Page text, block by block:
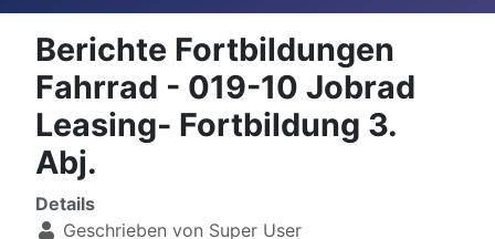
Berichte Fortbildungen
Fahrrad - 019-10 Jobrad
Leasing- Fortbildung 3.
Abj.
Details
Geschrieben von Super User